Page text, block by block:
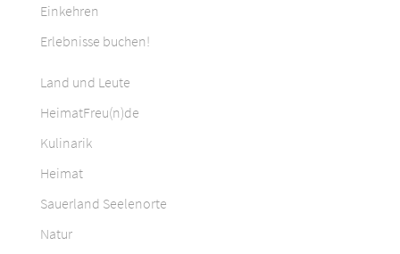
Einkehren
Erlebnisse buchen!
Land und Leute
HeimatFreu(n)de
Kulinarik
Heimat
Sauerland Seelenorte
Natur